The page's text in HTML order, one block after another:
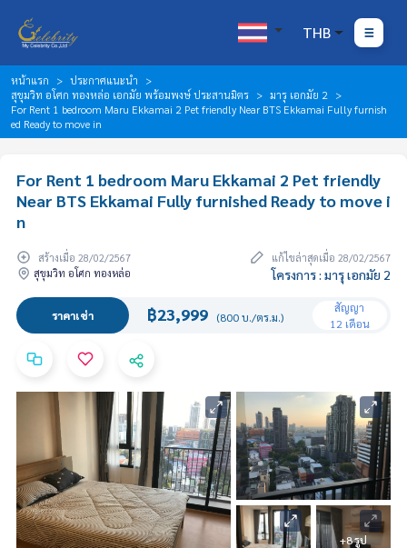
THB
หน้าแรก
ประกาศแนะนำ
สุขุมวิท อโศก ทองหล่อ เอกมัย พร้อมพงษ์ ประสานมิตร
มารุ เอกมัย 2
For Rent 1 bedroom Maru Ekkamai 2 Pet friendly Near BTS Ekkamai Fully furnish
ed Ready to move in
For Rent 1 bedroom Maru Ekkamai 2 Pet friendly
Near BTS Ekkamai Fully furnished Ready to move i
n
สร้างเมื่อ 28/02/2567
แก้ไขล่าสุดเมื่อ 28/02/2567
สุขุมวิท อโศก ทองหล่อ
โครงการ : มารุ เอกมัย 2
ราคาเช่า ฿23,999 (800 บ./ตร.ม.)
สัญญา
12 เดือน
+8 รูป